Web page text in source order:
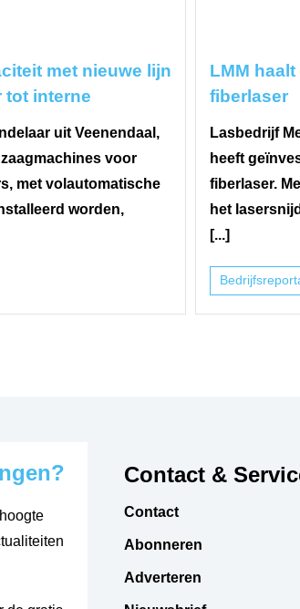
met nieuwe lijn
tot interne
uit Veenendaal,
voor
met volautomatische
worden,
LMM
fiberlaser
Lasbedrijf
heeft
fiberlaser.
het
[...]
Contact &
Contact
Abonneren
Adverteren